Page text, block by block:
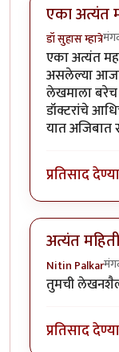
एका अत्यंत
डॉ सुहास म्हात्रे
एका अत्यंत
असलेल्या
लेखमाला
डॉक्टरांचे
यात अजिबात
प्रतिसाद
अत्यंत
Nitin Palkar
तुमची
प्रतिसाद